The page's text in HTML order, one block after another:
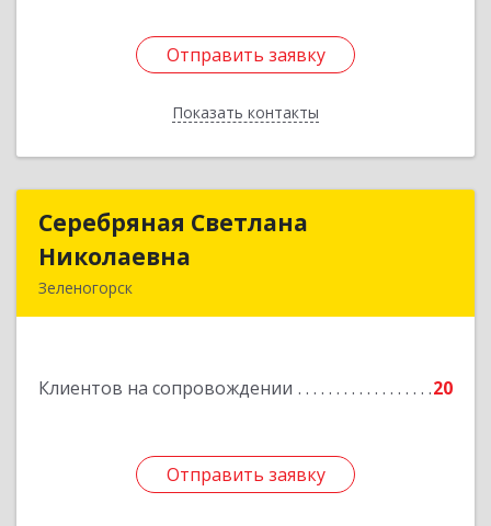
Отправить заявку
Показать контакты
Отправить заявку
Назад
Серебряная Светлана
Николаевна
Зеленогорск
Клиентов на сопровождении 20
Отправить заявку
Серебряная Светлана
Подробнее
Отправить заявку